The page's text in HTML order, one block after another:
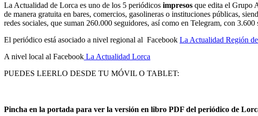
La Actualidad de Lorca es uno de los 5 periódicos impresos que edita el Grupo
de manera gratuita en bares, comercios, gasolineras o instituciones públicas,
redes sociales, que suman 260.000 seguidores, así como en Telegram, con
El periódico está asociado a nivel regional al Facebook La Actualidad Región
A nivel local al Facebook La Actualidad Lorca
PUEDES LEERLO DESDE TU MÓVIL O TABLET:
Pincha en la portada para ver la versión en libro PDF del periódico de